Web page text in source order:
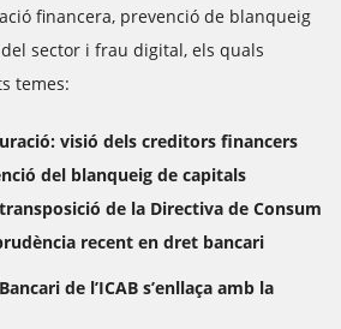
financera, prevenció de blanqueig
sector i frau digital, els quals
temes:
visió dels creditors financers
del blanqueig de capitals
de la Directiva de Consum
recent en dret bancari
de l’ICAB s’enllaça amb la